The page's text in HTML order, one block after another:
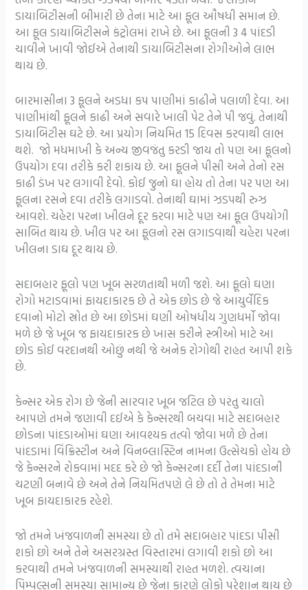
ડાયાબિટીસની બીમારી છે તેના માટે આ ફૂલ ઔષધી સમાન છે.
આ ફૂલ ડાયાબિટીસને કંટ્રોલમાં રાખે છે. આ ફૂલની 3 4 પાંદડી
ચાવીને ખાવી જોઈએ તેનાથી ડાયાબિટીસના રોગીઓને લાભ
થાય છે.
બારમાસીના 3 ફૂલને અડધા કપ પાણીમાં કાઢીને પલાળી દેવા. આ
પાણીમાંથી ફૂલને કાઢી અને સવારે ખાલી પેટ તેને પી જવું. તેનાથી
ડાયાબિટીસ ઘટે છે. આ પ્રયોગ નિયમિત 15 દિવસ કરવાથી લાભ
થશે. જો મધમાખી કે અન્ય જીવજંતુ કરડી જાય તો પણ આ ફૂલનો
ઉપયોગ દવા તરીકે કરી શકાય છે. આ ફૂલને પીસી અને તેનો રસ
કાઢી ડંખ પર લગાવી દેવો. કોઈ જુનો ઘા હોય તો તેના પર પણ આ
ફૂલના રસને દવા તરીકે લગાડવો. તેનાથી ઘામાં ઝડપથી રુઝ
આવશે. ચહેરા પરના ખીલને દૂર કરવા માટે પણ આ ફૂલ ઉપયોગી
સાબિત થાય છે. ખીલ પર આ ફૂલનો રસ લગાડવાથી ચહેરા પરના
ખીલના ડાઘ દૂર થાય છે.
સદાબહાર ફૂલો પણ ખૂબ સરળતાથી મળી જશે. આ ફૂલો ઘણા
રોગો મટાડવામાં ફાયદાકારક છે તે એક છોડ છે જે આયુર્વેદિક
દવાનો મોટો સ્રોત છે આ છોડમાં ઘણી ઓષધીય ગુણધર્મો જોવા
મળે છે જે ખૂબ જ ફાયદાકારક છે ખાસ કરીને સ્ત્રીઓ માટે આ
છોડ કોઈ વરદાનથી ઓછું નથી જે અનેક રોગોથી રાહત આપી શકે
છે.
કેન્સર એક રોગ છે જેની સારવાર ખૂબ જટિલ છે પરંતુ ચાલો
આપણે તમને જણાવી દઈએ કે કેન્સરથી બચવા માટે સદાબહાર
છોડના પાંદડાઓમાં ઘણા આવશ્યક તત્વો જોવા મળે છે તેના
પાંદડામાં વિંક્રિસ્ટીન અને વિનબ્લાસ્ટિન નામના ઉત્સેચકો હોય છે
જે કેન્સરને રોકવામાં મદદ કરે છે જો કેન્સરના દર્દી તેના પાંદડાની
ચટણી બનાવે છે અને તેને નિયમિતપણે લે છે તો તે તેમના માટે
ખૂબ ફાયદાકારક રહેશે.
જો તમને ખંજવાળની ​​સમસ્યા છે તો તમે સદાબહાર પાંદડા પીસી
શકો છો અને તેને અસરગ્રસ્ત વિસ્તારમાં લગાવી શકો છો આ
કરવાથી તમને ખંજવાળની ​​સમસ્યાથી રાહત મળશે. ત્વચાના
પિમ્પલ્સની સમસ્યા સામાન્ય છે જેના કારણે લોકો પરેશાન થાય છે